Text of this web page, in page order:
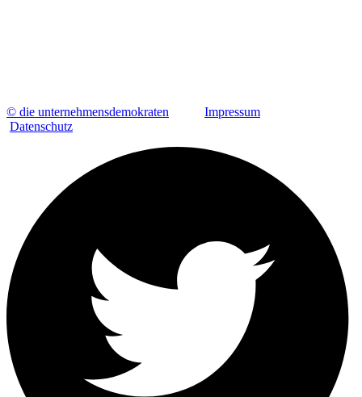
© die unternehmensdemokraten
Impressum
Datenschutz